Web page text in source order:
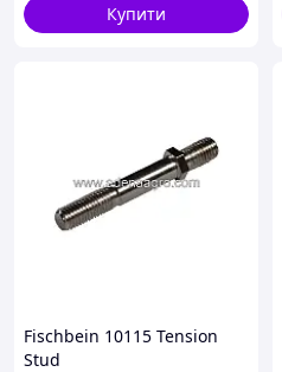
Купити
Fischbein 10115 Tension
Stud